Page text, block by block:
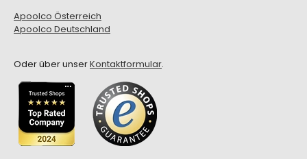
Apoolco Österreich
Apoolco Deutschland
Oder über unserKontaktformular.